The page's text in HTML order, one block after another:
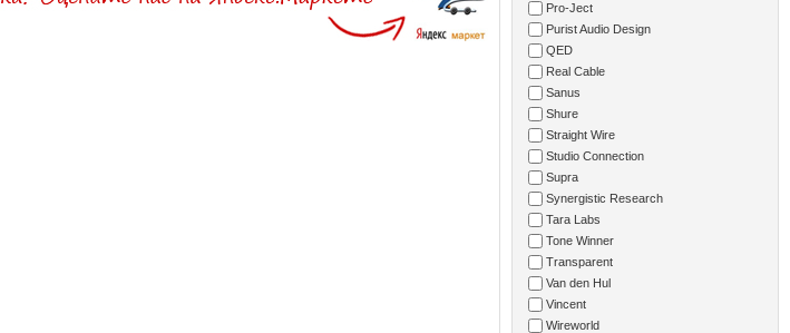
Pro-Ject
Purist Audio Design
QED
Real Cable
Sanus
Shure
Straight Wire
Studio Connection
Supra
Synergistic Research
Tara Labs
Tone Winner
Transparent
Van den Hul
Vincent
Wireworld